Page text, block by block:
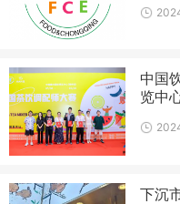
中国
览中
下沉